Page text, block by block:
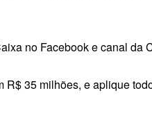
no Facebook e canal da
35 milhões, e aplique